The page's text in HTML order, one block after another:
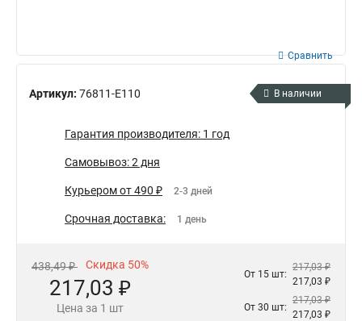
Артикул: 76811-E110
Сравнить
В наличии
Гарантия производителя: 1 год
Самовывоз: 2 дня
Курьером от 490 ₽ 2-3 дней
Срочная доставка: 1 день
438,49 ₽ Скидка 50%
217,03 ₽
Цена за 1 шт
От 15 шт:
217,03 ₽
217,03 ₽
От 30 шт:
217,03 ₽
217,03 ₽